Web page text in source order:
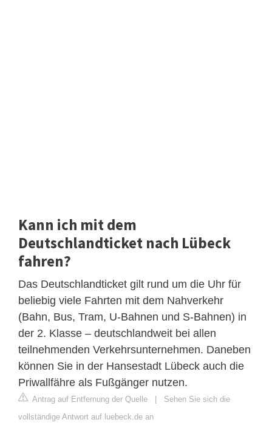
Kann ich mit dem
Deutschlandticket nach Lübeck
fahren?
Das Deutschlandticket gilt rund um die Uhr für
beliebig viele Fahrten mit dem Nahverkehr
(Bahn, Bus, Tram, U-Bahnen und S-Bahnen) in
der 2. Klasse – deutschlandweit bei allen
teilnehmenden Verkehrsunternehmen. Daneben
können Sie in der Hansestadt Lübeck auch die
Priwallfähre als Fußgänger nutzen.
Antrag auf Entfernung der Quelle | Sehen Sie sich die
vollständige Antwort auf luebeck.de an